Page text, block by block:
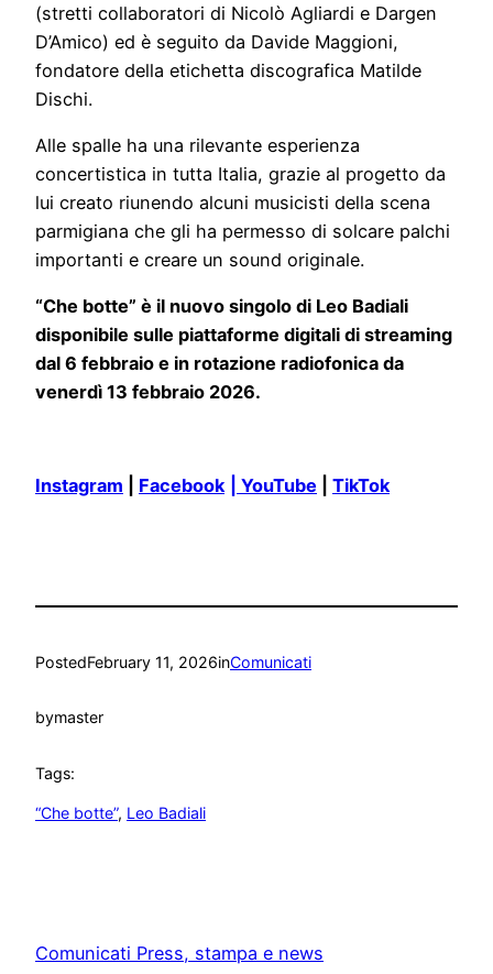
(stretti collaboratori di Nicolò Agliardi e Dargen
D’Amico) ed è seguito da Davide Maggioni,
fondatore della etichetta discografica Matilde
Dischi.
Alle spalle ha una rilevante esperienza
concertistica in tutta Italia, grazie al progetto da
lui creato riunendo alcuni musicisti della scena
parmigiana che gli ha permesso di solcare palchi
importanti e creare un sound originale.
“Che botte” è il nuovo singolo di Leo Badiali
disponibile sulle piattaforme digitali di streaming
dal 6 febbraio e in rotazione radiofonica da
venerdì 13 febbraio 2026.
Instagram Facebook | YouTube TikTok
PostedFebruary 11, 2026inComunicati
bymaster
Tags:
“Che botte”, Leo Badiali
Comunicati Press, stampa e news